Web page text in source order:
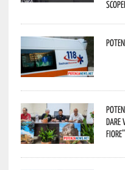
dare